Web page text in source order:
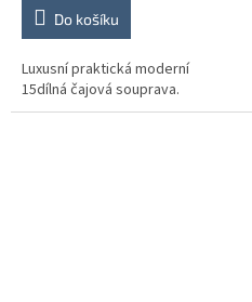
Do košíku
Luxusní praktická moderní
15dílná čajová souprava.